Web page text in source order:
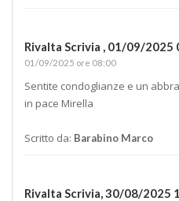
Rivalta Scrivia , 01/09/2025
01/09/2025 ore 08:00
Sentite condoglianze e un
in pace Mirella
Scritto da: Barabino Marco
Rivalta Scrivia,30/08/2025